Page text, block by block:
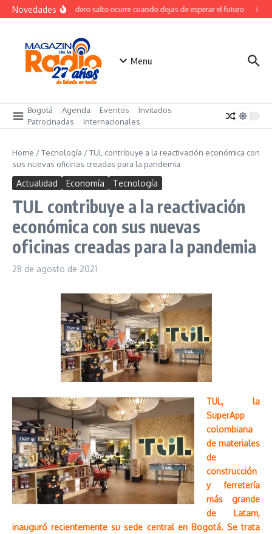
Saltar al contenido
NovedadesEl verdadero salto ocurre cuando dejas de esperar el futuro El
Menu
Bogotá Agenda Eventos
Invitados
Patrocinadas
Internacionales
Home /Tecnología /TUL contribuye a la reactivación económica con
sus nuevas oficinas creadas para la pandemia
Actualidad Economía Tecnología
TUL contribuye a la reactivación
económica con sus nuevas
oficinas creadas para la pandemia
28 de agosto de 2021
TUL, la
SuperApp
colombiana
de materiales
de
construcción
y ferretería
más grande
de Latam,
inauguró recientemente su sede central en Bogotá. Se trata